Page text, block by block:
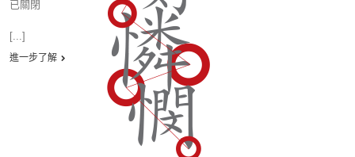
已關閉
[...]
進一步了解